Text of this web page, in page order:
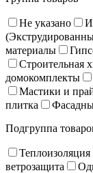
Не указано
материалы
Строительная
домокомплекты
Мастики и
плитка
Подгруппа
Теплоизоляция
ветрозащита